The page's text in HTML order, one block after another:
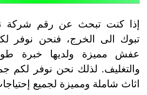
كنت تبحث عن رقم شركة
الى الخرج، فنحن نوفر
مميزة ولديها خبرة
لذلك نحن نوفر لكم
شاملة ومميزة لجميع إحتياجات